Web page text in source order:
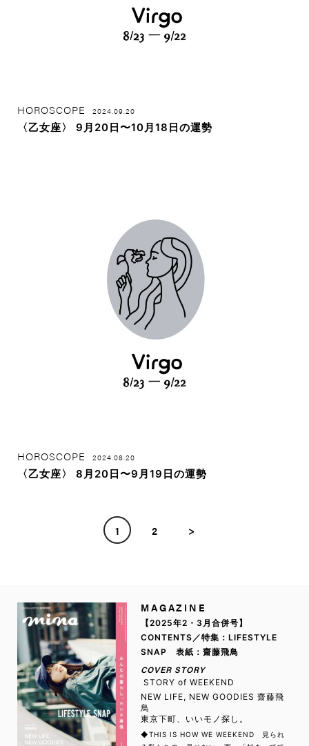
HOROSCOPE 2024.09.20
〈乙女座〉 9月20日〜10月18日の運勢
HOROSCOPE 2024.08.20
〈乙女座〉 8月20日〜9月19日の運勢
1 2 >
MAGAZINE
【2025年2・3月合併号】
CONTENTS／特集：LIFESTYLE
SNAP 表紙：齋藤飛鳥
COVER STORY
STORY of WEEKEND
NEW LIFE, NEW GOODIES 齋藤飛
鳥
東京下町、いいモノ探し。
◆THIS IS HOW WE WEEKEND 見られ